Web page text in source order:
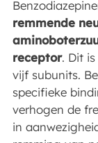
remmende
receptor. Dit
vijf subunits.
specifieke
verhogen de
in